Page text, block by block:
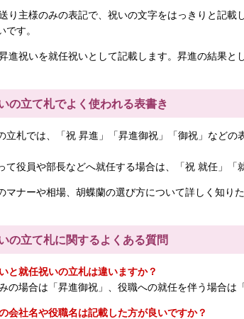
り主様のみの表記で、祝いの文字をはっきりと記
です。
進祝いを就任祝いとして記載します。昇進の結果と
の立て札でよく使われる表書き
立札では、「祝 昇進」「昇進御祝」「御祝」などの
て役員や部長などへ就任する場合は、「祝 就任」「
マナーや相場、胡蝶蘭の選び方について詳しく知り
の立て札に関するよくある質問
と就任祝いの立札は違いますか？
の場合は「昇進御祝」、役職への就任を伴う場合は
会社名や役職名は記載した方が良いですか？